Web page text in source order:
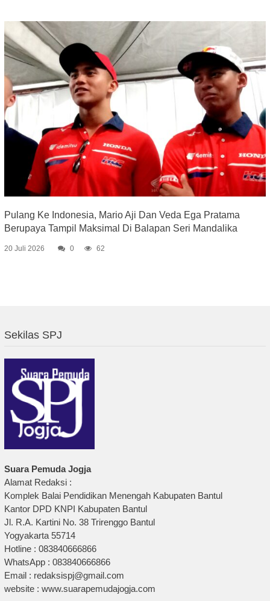
Pulang Ke Indonesia, Mario Aji Dan Veda Ega Pratama
Berupaya Tampil Maksimal Di Balapan Seri Mandalika
20 Juli 2026 0 62
Sekilas SPJ
Suara Pemuda Jogja
Alamat Redaksi :
Komplek Balai Pendidikan Menengah Kabupaten Bantul
Kantor DPD KNPI Kabupaten Bantul
Jl. R.A. Kartini No. 38 Trirenggo Bantul
Yogyakarta 55714
Hotline : 083840666866
WhatsApp : 083840666866
Email : redaksispj@gmail.com
website : www.suarapemudajogja.com